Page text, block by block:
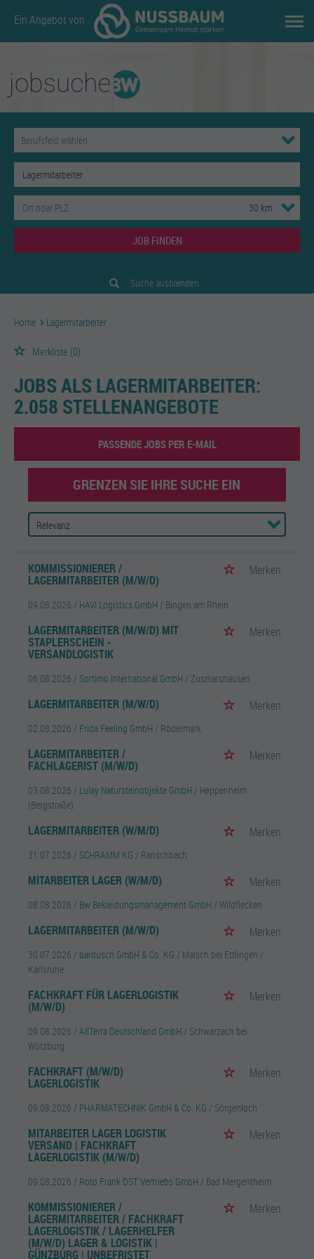
Ein Angebot von
JOB FINDEN
Suche ausblenden
Home Lagermitarbeiter
Merkliste (0)
JOBS ALS LAGERMITARBEITER:
2.058 STELLENANGEBOTE
PASSENDE JOBS PER E-MAIL
GRENZEN SIE IHRE SUCHE EIN
KOMMISSIONIERER /
LAGERMITARBEITER (M/W/D)
Merken
09.08.2026 / HAVI Logistics GmbH / Bingen am Rhein
LAGERMITARBEITER (M/W/D) MIT
STAPLERSCHEIN -
VERSANDLOGISTIK
Merken
06.08.2026 / Sortimo International GmbH / Zusmarshausen
LAGERMITARBEITER (M/W/D) Merken
02.08.2026 / Frida Feeling GmbH / Rödermark
LAGERMITARBEITER /
FACHLAGERIST (M/W/D)
Merken
03.08.2026 / Lulay Natursteinobjekte GmbH / Heppenheim
(Bergstraße)
LAGERMITARBEITER (W/M/D) Merken
31.07.2026 / SCHRAMM KG / Ranschbach
MITARBEITER LAGER (W/M/D) Merken
08.08.2026 / Bw Bekleidungsmanagement GmbH / Wildflecken
LAGERMITARBEITER (M/W/D) Merken
30.07.2026 / bardusch GmbH & Co. KG / Malsch bei Ettlingen /
Karlsruhe
FACHKRAFT FÜR LAGERLOGISTIK
(M/W/D)
Merken
09.08.2026 / AllTerra Deutschland GmbH / Schwarzach bei
Würzburg
FACHKRAFT (M/W/D)
LAGERLOGISTIK
Merken
09.08.2026 / PHARMATECHNIK GmbH & Co. KG / Sörgenloch
MITARBEITER LAGER LOGISTIK
VERSAND | FACHKRAFT
LAGERLOGISTIK (M/W/D)
Merken
09.08.2026 / Roto Frank DST Vertriebs GmbH / Bad Mergentheim
KOMMISSIONIERER /
LAGERMITARBEITER / FACHKRAFT
LAGERLOGISTIK / LAGERHELFER
(M/W/D) LAGER & LOGISTIK |
GÜNZBURG | UNBEFRISTET
Merken